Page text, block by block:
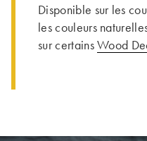
Disponible sur les
les couleurs
sur certainsWood